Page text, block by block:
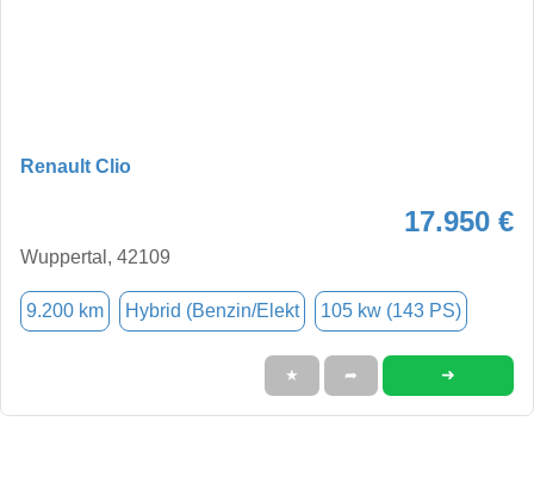
Renault Clio
17.950 €
Wuppertal, 42109
9.200 km Hybrid (Benzin/Elekt 105 kw (143 PS)
★ ➦ ➜